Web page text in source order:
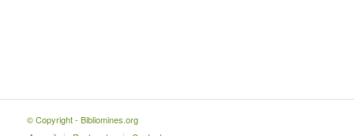
© Copyright - Bibliomines.org